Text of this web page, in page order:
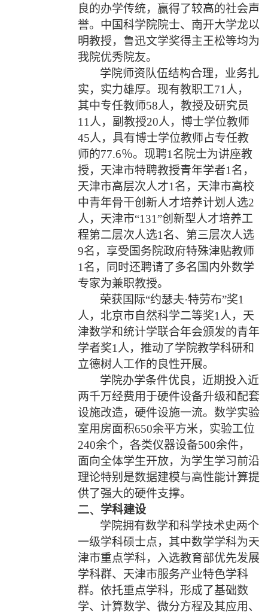
良的办学传统，赢得了较高的社会声
誉。中国科学院院士、南开大学龙以
明教授，鲁迅文学奖得主王松等均为
我院优秀院友。
学院师资队伍结构合理，业务扎
实，实力雄厚。现有教职工71 人，
其中专任教师58人，教授及研究员
11 人，副教授20人，博士学位教师
45人，具有博士学位教师占专任教
师的77.6％。现聘1 名院士为讲座教
授，天津市特聘教授青年学者1 名，
天津市高层次人才1 名，天津市高校
中青年骨干创新人才培养计划人选2
人，天津市“131”创新型人才培养工
程第二层次人选1 名、第三层次人选
9名，享受国务院政府特殊津贴教师
1 名，同时还聘请了多名国内外数学
专家为兼职教授。
荣获国际“约瑟夫·特劳布”奖1
人，北京市自然科学二等奖1 人，天
津数学和统计学联合年会颁发的青年
学者奖1 人，推动了学院教学科研和
立德树人工作的良性开展。
学院办学条件优良，近期投入近
两千万经费用于硬件设备升级和配套
设施改造，硬件设施一流。数学实验
室用房面积650余平方米，实验工位
240余个，各类仪器设备500余件，
面向全体学生开放，为学生学习前沿
理论特别是数据建模与高性能计算提
供了强大的硬件支撑。
二、 学科建设
学院拥有数学和科学技术史两个
一级学科硕士点，其中数学学科为天
津市重点学科，入选教育部优先发展
学科群、天津市服务产业特色学科
群。依托重点学科，形成了基础数
学、计算数学、微分方程及其应用、